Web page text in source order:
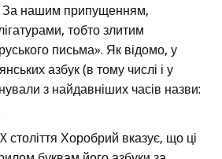
За нашим припущенням,
тобто злитим
письма». Як відомо, у
азбук (в тому числі і у
з найдавніших часів назви:
століття Хоробрий вказує, що ці